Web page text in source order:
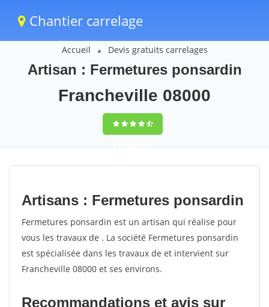
Chantier carrelage
Accueil Devis gratuits carrelages
Artisan : Fermetures ponsardin
Francheville 08000
9,5(100%)73
votes
Artisans : Fermetures ponsardin
Fermetures ponsardin est un artisan qui réalise pour
vous les travaux de . La société Fermetures ponsardin
est spécialisée dans les travaux de et intervient sur
Francheville 08000 et ses environs.
Recommandations et avis sur